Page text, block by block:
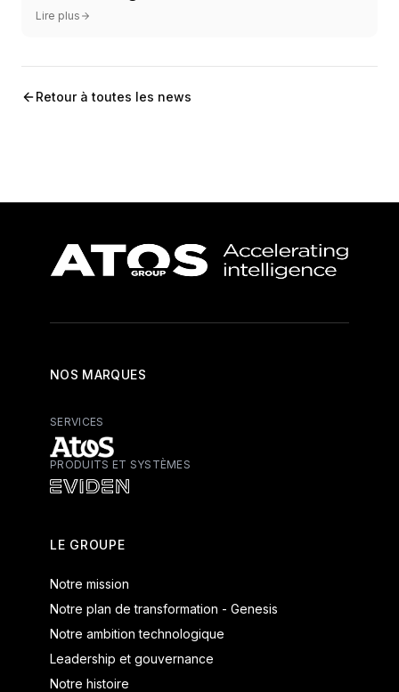
Lire plus
Retour à toutes les news
NOS MARQUES
SERVICES
Atos - Services
PRODUITS ET SYSTÈMES
LE GROUPE
Notre mission
Notre plan de transformation - Genesis
Notre ambition technologique
Leadership et gouvernance
Notre histoire